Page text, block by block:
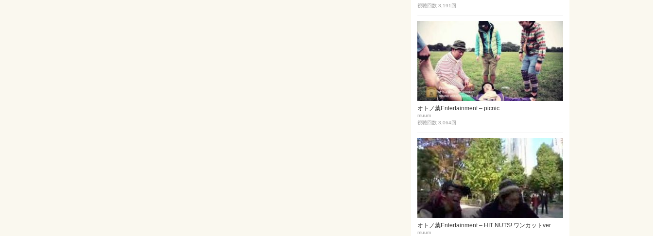
視聴回数 3,191 回
オトノ葉Entertainment – picnic.
muum
視聴回数 3,064 回
オトノ葉Entertainment – HIT NUTS! ワンカットver
muum